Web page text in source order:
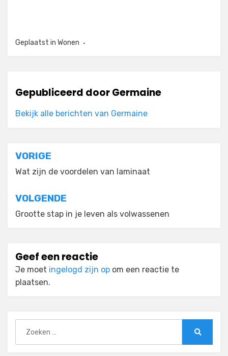
Geplaatst in Wonen
Gepubliceerd doorGermaine
Bekijk alle berichten van Germaine
Bericht
navigatie
VORIGE
Wat zijn de voordelen van laminaat
VOLGENDE
Grootte stap in je leven als volwassenen
Geef een reactie
Je moet ingelogd zijn op om een reactie te
plaatsen.
naar: